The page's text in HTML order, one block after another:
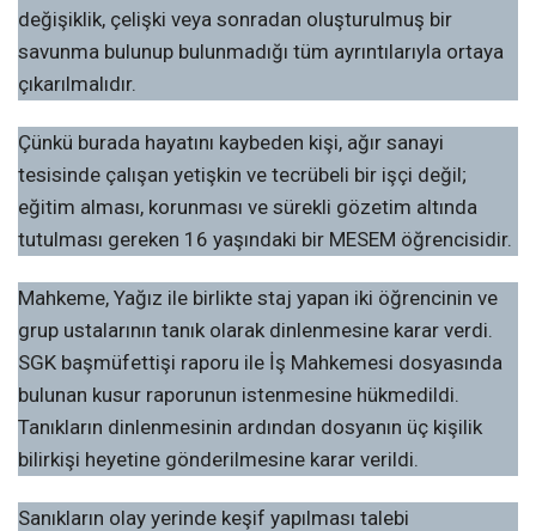
değişiklik, çelişki veya sonradan oluşturulmuş bir
savunma bulunup bulunmadığı tüm ayrıntılarıyla ortaya
çıkarılmalıdır.
Çünkü burada hayatını kaybeden kişi, ağır sanayi
tesisinde çalışan yetişkin ve tecrübeli bir işçi değil;
eğitim alması, korunması ve sürekli gözetim altında
tutulması gereken 16 yaşındaki bir MESEM öğrencisidir.
Mahkeme, Yağız ile birlikte staj yapan iki öğrencinin ve
grup ustalarının tanık olarak dinlenmesine karar verdi.
SGK başmüfettişi raporu ile İş Mahkemesi dosyasında
bulunan kusur raporunun istenmesine hükmedildi.
Tanıkların dinlenmesinin ardından dosyanın üç kişilik
bilirkişi heyetine gönderilmesine karar verildi.
Sanıkların olay yerinde keşif yapılması talebi